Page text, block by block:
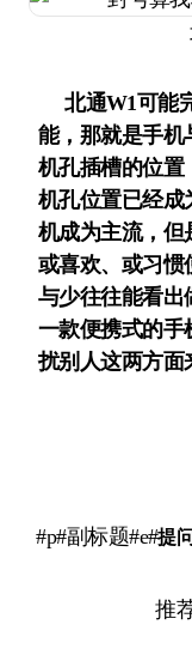
北通W1可能
能，那就是手机
机孔插槽的位置
机孔位置已经成
机成为主流，但
或喜欢、或习惯
与少往往能看出
一款便携式的手
扰别人这两方面
#p#副标题#e#提